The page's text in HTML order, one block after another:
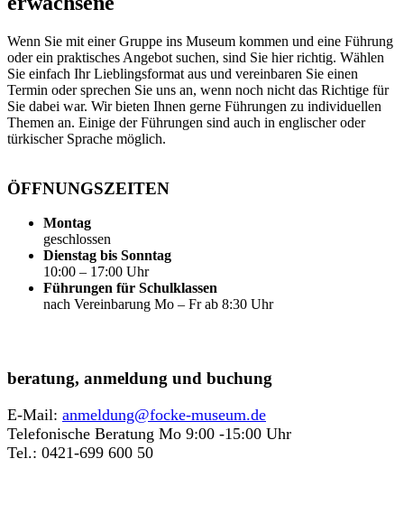
Wenn Sie mit einer Gruppe ins Museum kommen und eine Führung
oder ein praktisches Angebot suchen, sind Sie hier richtig. Wählen
Sie einfach Ihr Lieblingsformat aus und vereinbaren Sie einen
Termin oder sprechen Sie uns an, wenn noch nicht das Richtige für
Sie dabei war. Wir bieten Ihnen gerne Führungen zu individuellen
Themen an. Einige der Führungen sind auch in englischer oder
türkischer Sprache möglich.
ÖFFNUNGSZEITEN
Montag
geschlossen
Dienstag bis Sonntag
10:00 – 17:00 Uhr
Führungen für Schulklassen
nach Vereinbarung Mo – Fr ab 8:30 Uhr
beratung, anmeldung und buchung
E-Mail: anmeldung@focke-museum.de
Telefonische Beratung Mo 9:00 -15:00 Uhr
Tel.: 0421-699 600 50